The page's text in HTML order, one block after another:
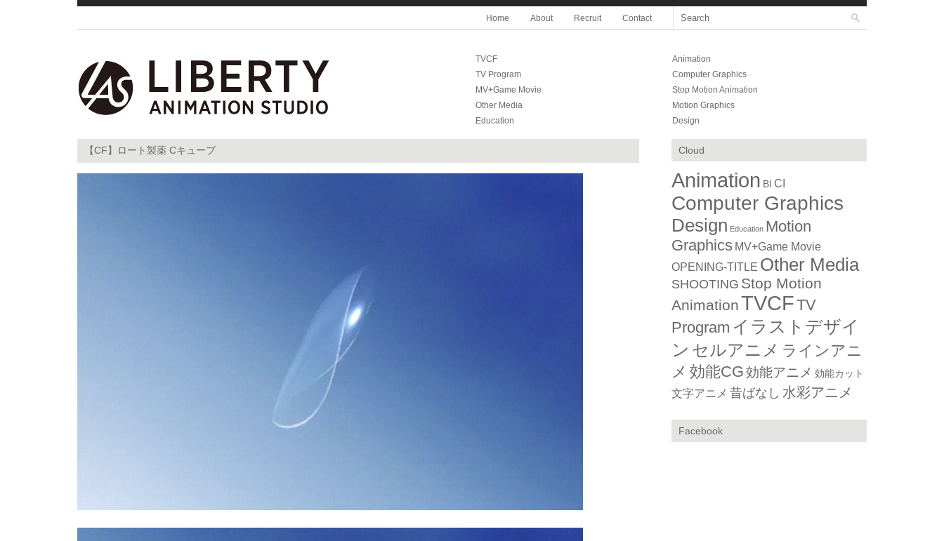
Home About Recruit Contact
TVCF
Animation
TV Program
Computer Graphics
MV+Game Movie
Stop Motion Animation
Other Media
Motion Graphics
Education
Design
【CF】ロート製薬 Cキューブ Cloud
Animation BI CI
Computer Graphics
Design Education Motion
Graphics MV+Game Movie
OPENING-TITLE Other Media
SHOOTING Stop Motion
AnimationTVCFTV
Program イラストデザイ
ン セルアニメ ラインアニ
メ 効能CG効能アニメ 効能カット
文字アニメ 昔ばなし 水彩アニメ
Facebook